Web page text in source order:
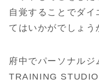
自覚することでダ
てはいかがでしょう
府中でパーソナル
TRAINING